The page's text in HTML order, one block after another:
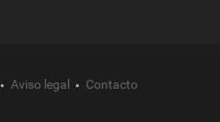
Aviso legal Contacto